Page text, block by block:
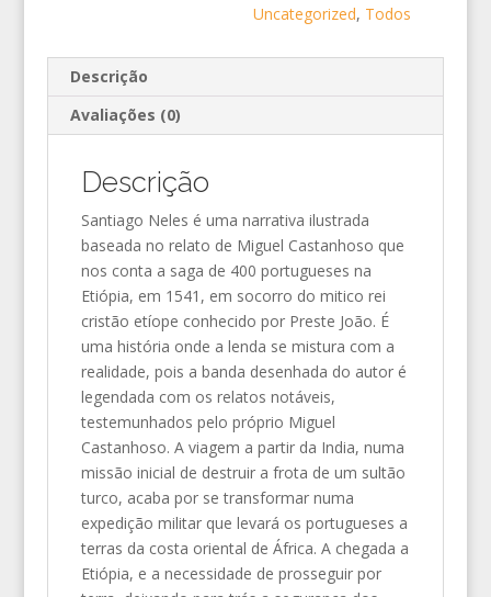
Uncategorized, Todos
Descrição
Avaliações (0)
Descrição
Santiago Neles é uma narrativa ilustrada
baseada no relato de Miguel Castanhoso que
nos conta a saga de 400 portugueses na
Etiópia, em 1541, em socorro do mitico rei
cristão etíope conhecido por Preste João. É
uma história onde a lenda se mistura com a
realidade, pois a banda desenhada do autor é
legendada com os relatos notáveis,
testemunhados pelo próprio Miguel
Castanhoso. A viagem a partir da India, numa
missão inicial de destruir a frota de um sultão
turco, acaba por se transformar numa
expedição militar que levará os portugueses a
terras da costa oriental de África. A chegada a
Etiópia, e a necessidade de prosseguir por